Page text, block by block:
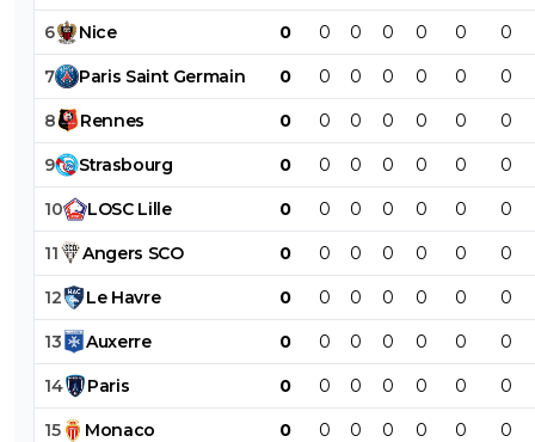
6 Nice 0 0 0 0 0 0 0
7 Paris Saint Germain 0 0 0 0 0 0 0
8 Rennes 0 0 0 0 0 0 0
9 Strasbourg 0 0 0 0 0 0 0
10 LOSC Lille 0 0 0 0 0 0 0
11 Angers SCO 0 0 0 0 0 0 0
12 Le Havre 0 0 0 0 0 0 0
13 Auxerre 0 0 0 0 0 0 0
14 Paris 0 0 0 0 0 0 0
15 Monaco 0 0 0 0 0 0 0